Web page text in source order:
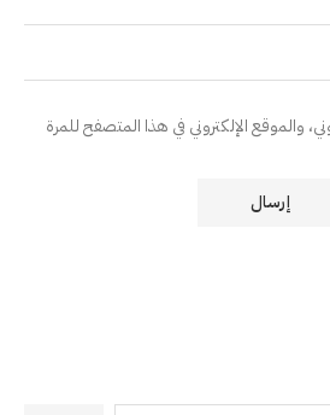
والموقع الإلكتروني في هذا المتصفح للمرة